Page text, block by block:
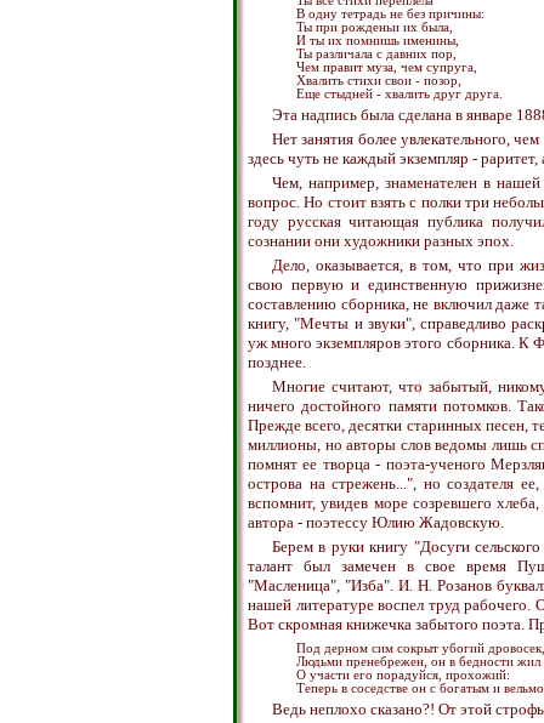
В одну тетрадь не без причины:
Ты при рожденьи их была,
И ты их помнишь именины,
Ты различала с давних пор,
Чем правит муза, чем супруга,
Хвалить стихи свои - позор,
Еще стыдней - хвалить друг друга.
Эта надпись была сделана в январе
Нет занятия более увлекательного,
здесь чуть не каждый экземпляр -
Чем, например, знаменателен в
вопрос. Но стоит взять с полки три
году русская читающая публика
сознании они художники разных эпох.
Дело, оказывается, в том, что при
свою первую и единственную
составлению сборника, не включил даже
книгу, "Мечты и звуки", справедливо
уж много экземпляров этого сборника. К
позднее.
Многие считают, что забытый,
ничего достойного памяти потомков.
Прежде всего, десятки старинных песен,
миллионы, но авторы слов ведомы лишь
помнят ее творца - поэта-ученого
острова на стрежень...", но создателя
вспомнит, увидев море созревшего
автора - поэтессу Юлию Жадовскую.
Берем в руки книгу "Досуги
талант был замечен в свое время
"Масленица", "Изба". И. Н. Розанов
нашей литературе воспел труд рабочего.
Вот скромная книжечка забытого поэта.
Под дерном сим сокрыт убогий дровосек,
Людьми пренебрежен, он в бедности жил
О участи его порадуйся, прохожий:
Теперь в соседстве он с богатым и
Ведь неплохо сказано?! От этой